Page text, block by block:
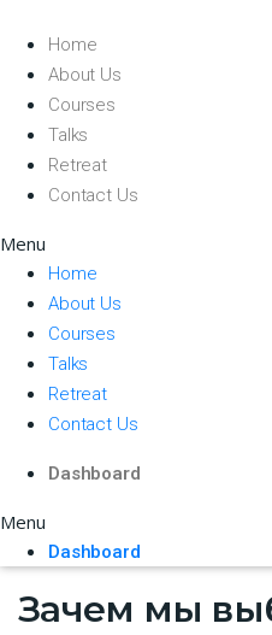
Home
About Us
Courses
Talks
Retreat
Contact Us
Menu
Home
About Us
Courses
Talks
Retreat
Contact Us
Dashboard
Menu
Dashboard
Зачем мы